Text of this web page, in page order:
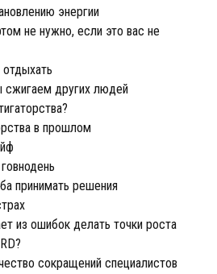
энергии
не нужно, если это вас не
сжигаем других людей
в прошлом
принимать решения
из ошибок делать точки роста
сокращений специалистов